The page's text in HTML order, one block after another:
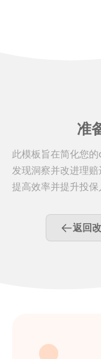
准
此模板旨在简化您
发现洞察并改进理
提高效率并提升投保
返回